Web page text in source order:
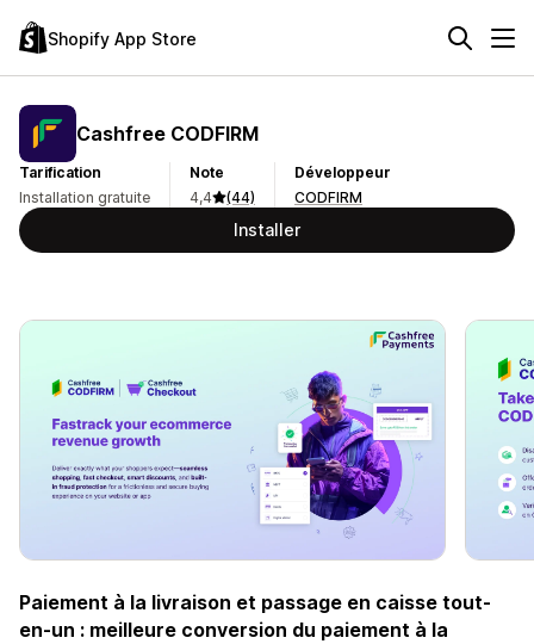
Shopify App Store
Cashfree CODFIRM
Tarification
Installation gratuite
Note
4,4
(44)
Développeur
CODFIRM
Installer
Paiement à la livraison et passage en caisse tout-
en-un : meilleure conversion du paiement à la